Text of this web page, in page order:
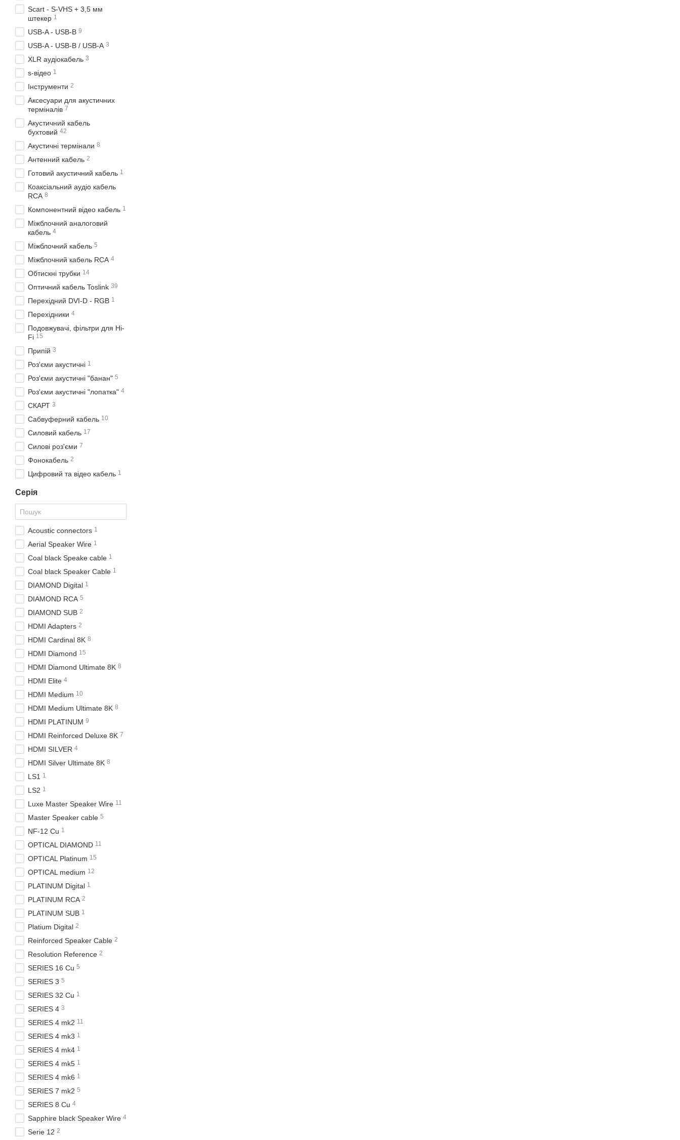
Scart - S-VHS + 3,5 мм
штекер 1
USB-A - USB-B 9
USB-A - USB-B / USB-A 3
XLR аудіокабель 3
s-відео 1
Інструменти 2
Аксесуари для акустичних
терміналів 7
Акустичний кабель
бухтовий 42
Акустичні термінали 8
Антенний кабель 2
Готовий акустичний кабель 1
Коаксіальний аудіо кабель
RCA 8
Компонентний відео кабель 1
Міжблочний аналоговий
кабель 4
Міжблочний кабель 5
Міжблочний кабель RCA 4
Обтискні трубки 14
Оптичний кабель Toslink 39
Перехідний DVI-D - RGB 1
Перехідники 4
Подовжувачі, фільтри для Hi-
Fi 15
Припій 3
Роз'єми акустичні 1
Роз'єми акустичні "банан" 5
Роз'єми акустичні "лопатка" 4
СКАРТ 3
Сабвуферний кабель 10
Силовий кабель 17
Силові роз'єми 7
Фонокабель 2
Цифровий та відео кабель 1
Серія
Acoustic connectors 1
Aerial Speaker Wire 1
Coal black Speake cable 1
Coal black Speaker Cable 1
DIAMOND Digital 1
DIAMOND RCA 5
DIAMOND SUB 2
HDMI Adapters 2
HDMI Cardinal 8K 8
HDMI Diamond 15
HDMI Diamond Ultimate 8K 8
HDMI Elite 4
HDMI Medium 10
HDMI Medium Ultimate 8K 8
HDMI PLATINUM 9
HDMI Reinforced Deluxe 8K 7
HDMI SILVER 4
HDMI Silver Ultimate 8K 8
LS1 1
LS2 1
Luxe Master Speaker Wire 11
Master Speaker cable 5
NF-12 Cu 1
OPTICAL DIAMOND 11
OPTICAL Platinum 15
OPTICAL medium 12
PLATINUM Digital 1
PLATINUM RCA 2
PLATINUM SUB 1
Platium Digital 2
Reinforced Speaker Cable 2
Resolution Reference 2
SERIES 16 Cu 5
SERIES 3 5
SERIES 32 Cu 1
SERIES 4 3
SERIES 4 mk2 11
SERIES 4 mk3 1
SERIES 4 mk4 1
SERIES 4 mk5 1
SERIES 4 mk6 1
SERIES 7 mk2 5
SERIES 8 Cu 4
Sapphire black Speaker Wire 4
Serie 12 2